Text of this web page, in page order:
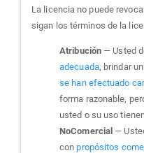
La licencia no puede
sigan los términos de la
Atribución — Usted
adecuada, brindar
se han efectuado
forma razonable,
usted o su uso
NoComercial —
conpropósitos